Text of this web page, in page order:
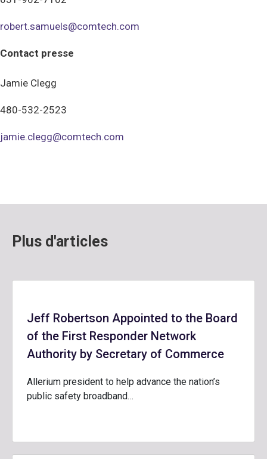
robert.samuels@comtech.com
Contact presse
Jamie Clegg
480-532-2523
jamie.clegg@comtech.com
Plus d'articles
Jeff Robertson Appointed to the Board
of the First Responder Network
Authority by Secretary of Commerce
Allerium president to help advance the nation’s
public safety broadband…